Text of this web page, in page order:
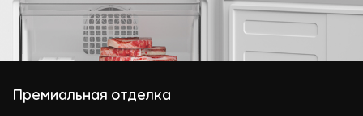
Премиальная отделка